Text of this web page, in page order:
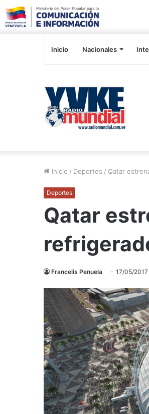
Inicio Nacionales
Inicio / Deportes / Qatar
Deportes
Qatar
Francelis Penuela 17/05/2017